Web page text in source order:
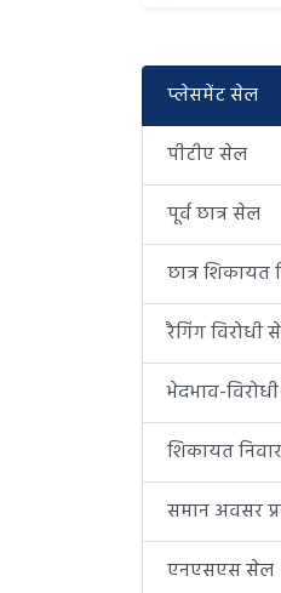
प्लेसमेंट सेल
पीटीए सेल
पूर्व छात्र सेल
छात्र शिकायत
रैगिंग विरोधी
भेदभाव-विरोधी
शिकायत
समान अवसर
एनएसएस सेल